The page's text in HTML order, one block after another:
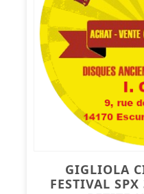
GIGLIOLA
FESTIVAL SPX